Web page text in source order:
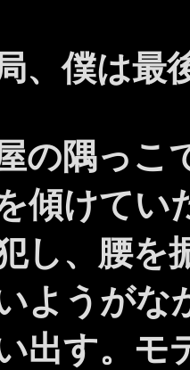
、僕は最
の隅っこ
傾けてい
し、腰を
ようがな
出す。モ